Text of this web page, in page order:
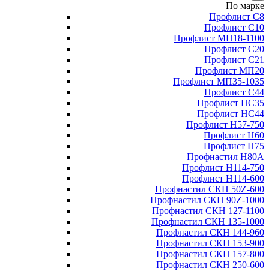
По марке
Профлист С8
Профлист С10
Профлист МП18-1100
Профлист С20
Профлист С21
Профлист МП20
Профлист МП35-1035
Профлист С44
Профлист НС35
Профлист НС44
Профлист Н57-750
Профлист Н60
Профлист Н75
Профнастил Н80А
Профлист Н114-750
Профлист Н114-600
Профнастил СКН 50Z-600
Профнастил СКН 90Z-1000
Профнастил СКН 127-1100
Профнастил СКН 135-1000
Профнастил СКН 144-960
Профнастил СКН 153-900
Профнастил СКН 157-800
Профнастил СКН 250-600